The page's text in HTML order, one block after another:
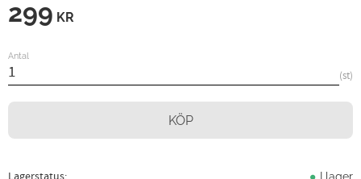
299 KR
Antal
st
KÖP